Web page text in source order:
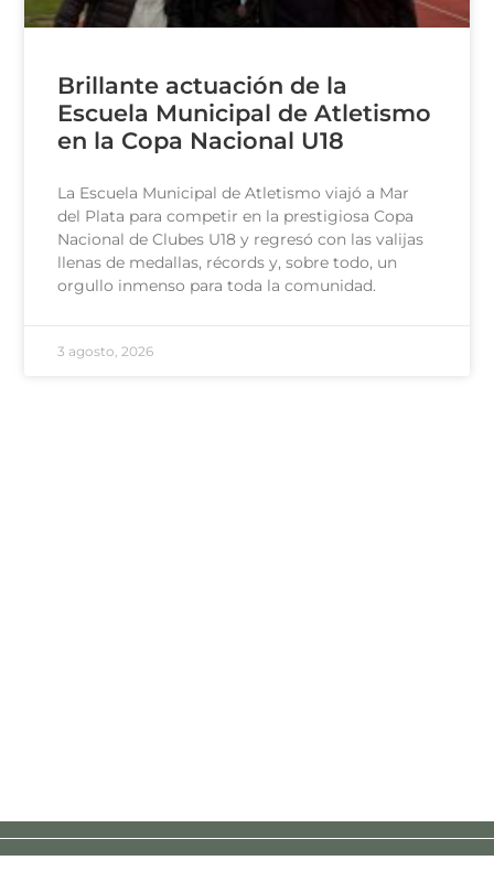
Brillante actuación de la
Escuela Municipal de Atletismo
en la Copa Nacional U18
La Escuela Municipal de Atletismo viajó a Mar
del Plata para competir en la prestigiosa Copa
Nacional de Clubes U18 y regresó con las valijas
llenas de medallas, récords y, sobre todo, un
orgullo inmenso para toda la comunidad.
3 agosto, 2026